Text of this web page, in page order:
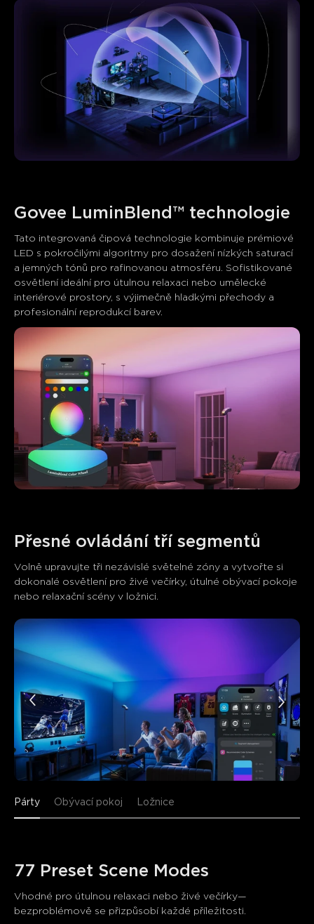
Govee LuminBlend™ technologie
Tato integrovaná čipová technologie kombinuje prémiové
LED s pokročilými algoritmy pro dosažení nízkých saturací
a jemných tónů pro rafinovanou atmosféru. Sofistikované
osvětlení ideální pro útulnou relaxaci nebo umělecké
interiérové prostory, s výjimečně hladkými přechody a
profesionální reprodukcí barev.
Přesné ovládání tří segmentů
Volně upravujte tři nezávislé světelné zóny a vytvořte si
dokonalé osvětlení pro živé večírky, útulné obývací pokoje
nebo relaxační scény v ložnici.
Párty Obývací pokoj Ložnice
77 Preset Scene Modes
Vhodné pro útulnou relaxaci nebo živé večírky—
bezproblémově se přizpůsobí každé příležitosti.